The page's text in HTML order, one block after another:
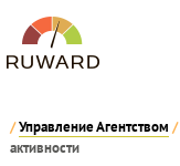
/Управление Агентством /
активности